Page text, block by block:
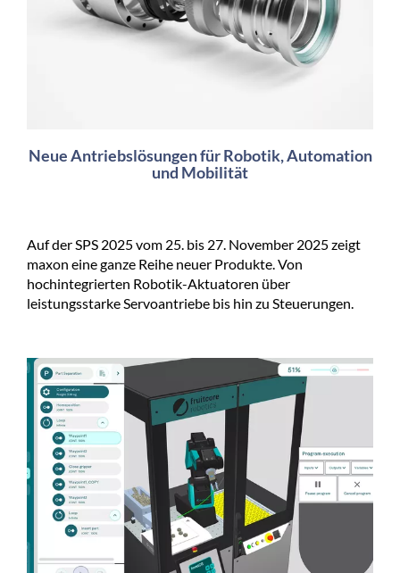
Neue Antriebslösungen für Robotik, Automation
und Mobilität
Auf der SPS 2025 vom 25. bis 27. November 2025 zeigt
maxon eine ganze Reihe neuer Produkte. Von
hochintegrierten Robotik-Aktuatoren über
leistungsstarke Servoantriebe bis hin zu Steuerungen.